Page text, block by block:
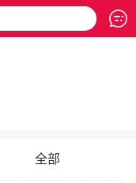
全部